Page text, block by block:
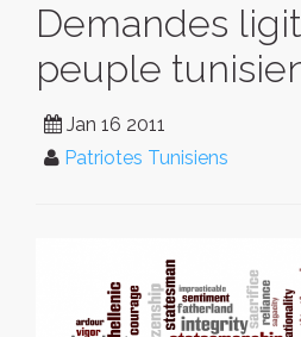
Demandes
peuple
Jan 16 2011
Patriotes Tunisiens